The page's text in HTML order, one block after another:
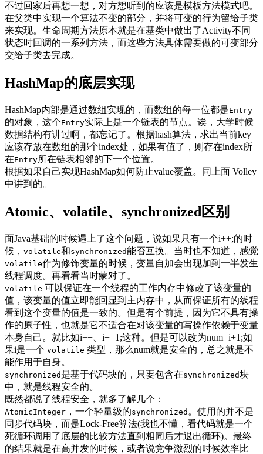
不过回家后再想一想，对方想听到的应该是模板方法模式吧。
在父类中实现一个算法不变的部分，并将可变的行为留给子类
来实现。生命周期方法原本就是在基类中做出了Activity不同
状态时回调的一系列方法，而这些方法具体需要做的可变部分
交给子类去完成。
HashMap的底层实现
HashMap内部是通过数组实现的，而数组的每一位都是Entry
的对象，这个Entry实际上是一个链表的节点。诶，大学时候
数据结构有讲过啊，都忘记了。根据hash算法，求出当前key
应该存放在数组的那个index处，如果有值了，则存在index所
在Entry所在链表相邻的下一个位置。
根据如果自己实现HashMap如何防止value覆盖。同上面 Volley
中讲到的。
Atomic、volatile、synchronized区别
面Java基础的时候遇上了这个问题，说如果只有一个i++;的时
候， volatile和synchronized能否互换。当时也不知道，感觉
volatile作为修饰变量的时候，变量自加会出现加到一半发生
线程调度。再看看当时蒙对了。
volatile 可以保证在一个线程的工作内存中修改了该变量的
值，该变量的值立即能回显到主内存中，从而保证所有的线程
看到这个变量的值是一致的。但是有个前提，因为它不具有操
作的原子性，也就是它不适合在对该变量的写操作依赖于变量
本身自己。就比如i++、i+=1;这种。但是可以改为num=i+1;如
果i是一个 volatile 类型，那么num就是安全的，总之就是不
能作用于自身。
synchronized 是基于代码块的，只要包含在synchronized块
中，就是线程安全的。
既然都说了线程安全，就多了解几个：
AtomicInteger ，一个轻量级的synchronized 。使用的并不是
同步代码块，而是Lock-Free算法(我也不懂，看代码就是一个
死循环调用了底层的比较方法直到相同后才退出循环)。最终
的结果就是在高并发的时候，或者说竞争激烈的时候效率比